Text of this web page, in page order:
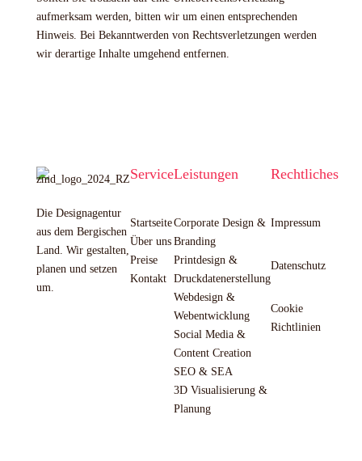
aufmerksam werden, bitten wir um einen entsprechenden
Hinweis. Bei Bekanntwerden von Rechtsverletzungen werden
wir derartige Inhalte umgehend entfernen.
Die Designagentur
aus dem Bergischen
Land. Wir gestalten,
planen und setzen
um.
Service
Startseite
Über uns
Preise
Kontakt
Leistungen
Corporate Design &
Branding
Printdesign &
Druckdatenerstellung
Webdesign &
Webentwicklung
Social Media &
Content Creation
SEO & SEA
3D Visualisierung &
Planung
Rechtliches
Impressum
Datenschutz
Cookie
Richtlinien